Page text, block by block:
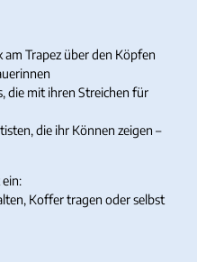
Trapez über den Köpfen
die mit ihren Streichen für
die ihr Können zeigen –
Koffer tragen oder selbst